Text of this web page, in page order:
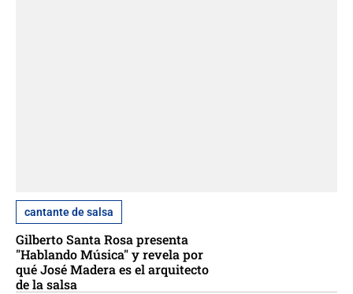
cantante de salsa
Gilberto Santa Rosa presenta
"Hablando Música" y revela por
qué José Madera es el arquitecto
de la salsa